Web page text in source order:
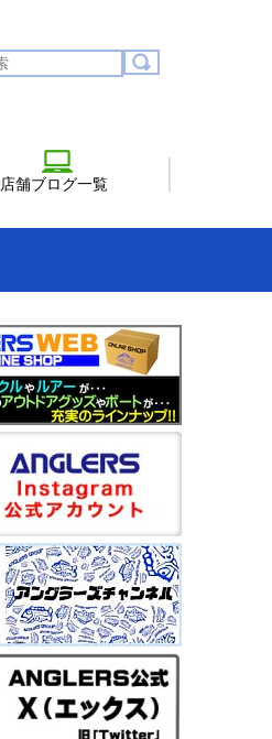
店舗ブログ一覧